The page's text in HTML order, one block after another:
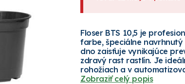
Floser BTS 10,5 je
farbe, špeciálne
dno zaisťuje vynikajúce
zdravý rast rastlín. Je
rohožiach a v
Zobraziť celý popis